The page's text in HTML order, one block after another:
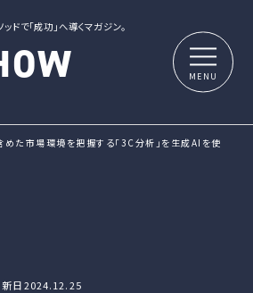
ドで「成功」へ導くマガジン。
めた市場環境を把握する「3C分析」を生成AIを使って作
日2024.12.25